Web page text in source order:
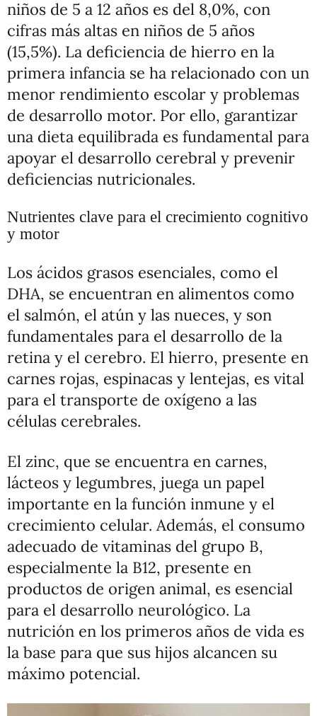
niños de 5 a 12 años es del 8,0%, con
cifras más altas en niños de 5 años
(15,5%). La deficiencia de hierro en la
primera infancia se ha relacionado con un
menor rendimiento escolar y problemas
de desarrollo motor. Por ello, garantizar
una dieta equilibrada es fundamental para
apoyar el desarrollo cerebral y prevenir
deficiencias nutricionales.
Nutrientes clave para el crecimiento cognitivo
y motor
Los ácidos grasos esenciales, como el
DHA, se encuentran en alimentos como
el salmón, el atún y las nueces, y son
fundamentales para el desarrollo de la
retina y el cerebro. El hierro, presente en
carnes rojas, espinacas y lentejas, es vital
para el transporte de oxígeno a las
células cerebrales.
El zinc, que se encuentra en carnes,
lácteos y legumbres, juega un papel
importante en la función inmune y el
crecimiento celular. Además, el consumo
adecuado de vitaminas del grupo B,
especialmente la B12, presente en
productos de origen animal, es esencial
para el desarrollo neurológico. La
nutrición en los primeros años de vida es
la base para que sus hijos alcancen su
máximo potencial.